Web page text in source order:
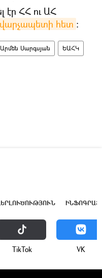
էր ՀՀ ու ԱՀ
վարչապետի հետ ։
Արմեն Սարգսյան ԵԱՀԿ
ТikТоk VK